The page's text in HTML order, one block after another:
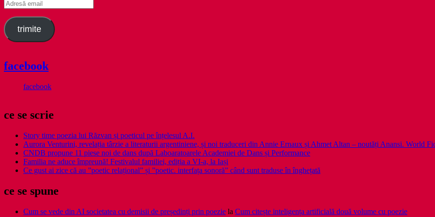
Adresă
email
trimite
facebook
facebook
ce se scrie
Story time poezia lui Răzvan și poeticul pe înțelesul A.I.
Aurora Venturini, revelația târzie a literaturii argentiniene, și noi traduceri din Annie Ernaux și Ahmet Altan – noutăți Anansi. World
CNDB propune 11 piese noi de dans după Laboaratoarele Academiei de Dans și Performance
Familia ne aduce împreună! Festivalul familiei, ediția a VI-a, la Iași
Ce gust ai zice că au ”poetic relațional” și ”poetic. interfața sonoră” când sunt traduse în înghețată
ce se spune
Cum se vede din AI societatea cu demisii de președinți prin poezie la Cum citește inteligența artificială două volume cu poezie